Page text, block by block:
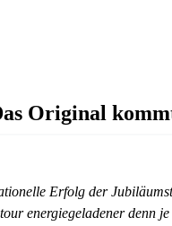
Original
Erfolg der
energiegeladener denn